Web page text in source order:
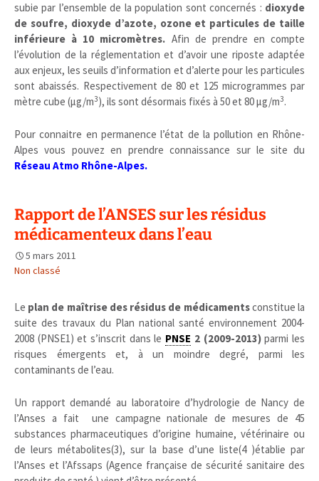
subie par l’ensemble de la population sont concernés : dioxyde
de soufre, dioxyde d’azote, ozone et particules de taille
inférieure à 10 micromètres. Afin de prendre en compte
l’évolution de la réglementation et d’avoir une riposte adaptée
aux enjeux, les seuils d’information et d’alerte pour les particules
sont abaissés. Respectivement de 80 et 125 microgrammes par
mètre cube (µg/m3), ils sont désormais fixés à 50 et 80 µg/m3.
Pour connaitre en permanence l’état de la pollution en Rhône-
Alpes vous pouvez en prendre connaissance sur le site du
Réseau Atmo Rhône-Alpes.
Rapport de l’ANSES sur les résidus
médicamenteux dans l’eau
5 mars 2011
Non classé
Le plan de maîtrise des résidus de médicamentsconstitue la
suite des travaux du Plan national santé environnement 2004-
2008 (PNSE1) et s’inscrit dans le PNSE 2 (2009-2013)parmi les
risques émergents et, à un moindre degré, parmi les
contaminants de l’eau.
Un rapport demandé au laboratoire d’hydrologie de Nancy de
l’Anses a fait une campagne nationale de mesures de 45
substances pharmaceutiques d’origine humaine, vétérinaire ou
de leurs métabolites(3), sur la base d’une liste(4 )établie par
l’Anses et l’Afssaps (Agence française de sécurité sanitaire des